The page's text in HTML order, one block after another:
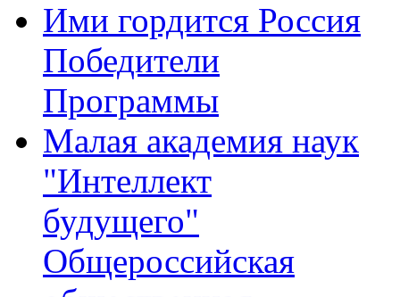
Ими гордится Россия
Победители
Программы
Малая академия наук
"Интеллект
будущего"
Общероссийская